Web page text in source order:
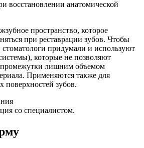
восстановлении анатомической
пространство, которое
при реставрации зубов. Чтобы
стоматологи придумали и используют
которые не позволяют
промежутки лишним объемом
Применяются также для
поверхностей зубов.
со специалистом.